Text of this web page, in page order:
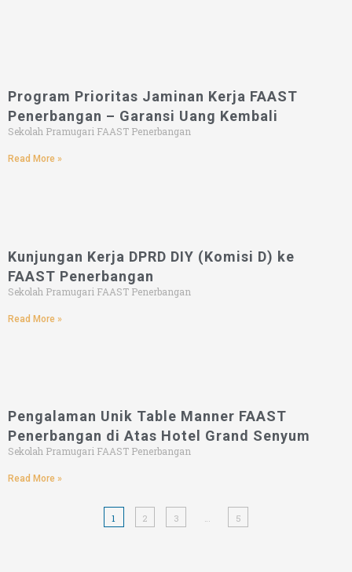
Program Prioritas Jaminan Kerja FAAST
Penerbangan – Garansi Uang Kembali
Sekolah Pramugari FAAST Penerbangan
Read More »
Kunjungan Kerja DPRD DIY (Komisi D) ke
FAAST Penerbangan
Sekolah Pramugari FAAST Penerbangan
Read More »
Pengalaman Unik Table Manner FAAST
Penerbangan di Atas Hotel Grand Senyum
Sekolah Pramugari FAAST Penerbangan
Read More »
1 2 3 … 5